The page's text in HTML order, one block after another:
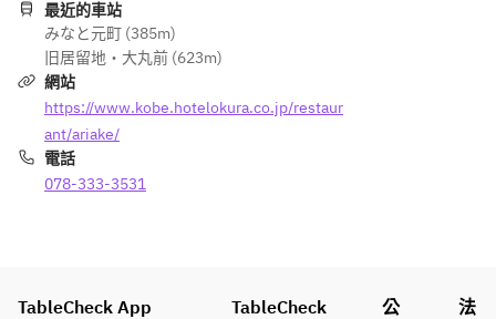
最近的車站
みなと元町 (385m)
旧居留地・大丸前 (623m)
網站
https://www.kobe.hotelokura.co.jp/restaur
ant/ariake/
電話
078-333-3531
TableCheck App TableCheck
公
法